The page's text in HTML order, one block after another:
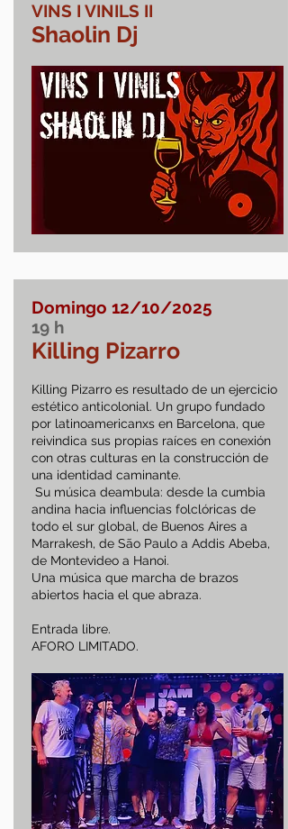
VINS I VINILS II
Shaolin Dj
Domingo 12/10/2025
19 h
Killing Pizarro
Killing Pizarro es resultado de un ejercicio
estético anticolonial. Un grupo fundado
por latinoamericanxs en Barcelona, que
reivindica sus propias raíces en conexión
con otras culturas en la construcción de
una identidad caminante.
Su música deambula: desde la cumbia
andina hacia influencias folclóricas de
todo el sur global, de Buenos Aires a
Marrakesh, de São Paulo a Addis Abeba,
de Montevideo a Hanoi.
Una música que marcha de brazos
abiertos hacia el que abraza.
Entrada libre.
AFORO LIMITADO.